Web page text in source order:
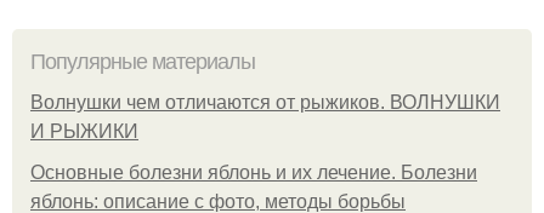
Популярные материалы
Волнушки чем отличаются от рыжиков. ВОЛНУШКИ
И РЫЖИКИ
Основные болезни яблонь и их лечение. Болезни
яблонь: описание с фото, методы борьбы